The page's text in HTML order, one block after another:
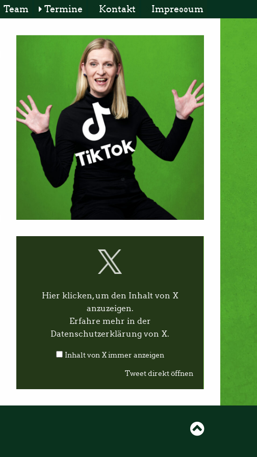
Team Termine Kontakt Impressum
Hier klicken, um den Inhalt von X
anzuzeigen.
Erfahre mehr in der
Datenschutzerklärung von X.
Inhalt von X immer anzeigen
Tweet direkt öffnen